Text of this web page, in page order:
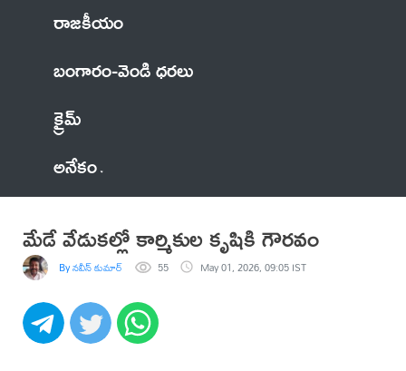
రాజకీయం
బంగారం-వెండి ధరలు
క్రైమ్
అనేకం
మేడే వేడుకల్లో కార్మికుల కృషికి గౌరవం
By నవీన్ కుమార్ 55 May 01, 2026, 09:05 IST